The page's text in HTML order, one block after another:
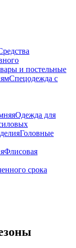
и постельные
Спецодежда с
Одежда для
Головные
Флисовая
срока